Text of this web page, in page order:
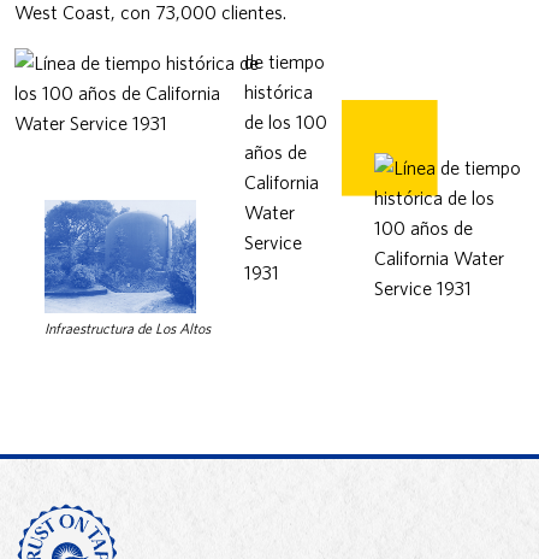
West Coast, con 73,000 clientes.
Infraestructura de Los Altos